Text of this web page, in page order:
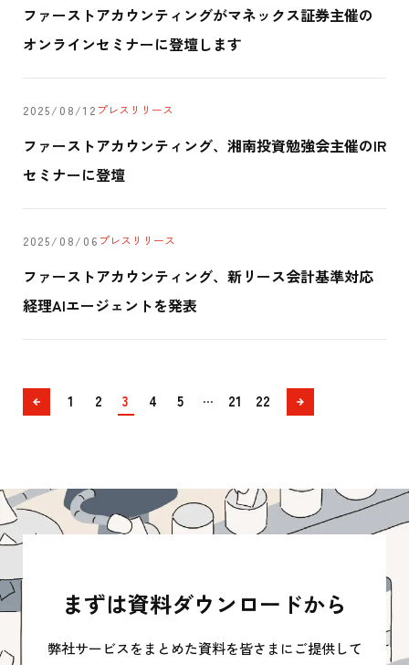
ファーストアカウンティングがマネックス証券主催の
オンラインセミナーに登壇します
2025/08/12 プレスリリース
ファーストアカウンティング、湘南投資勉強会主催のIR
セミナーに登壇
2025/08/06 プレスリリース
ファーストアカウンティング、新リース会計基準対応
経理AIエージェントを発表
前
へ
1 2 3 4 5 ... 21 22
次
へ
まずは資料ダウンロードから
弊社サービスをまとめた資料を皆さまにご提供して